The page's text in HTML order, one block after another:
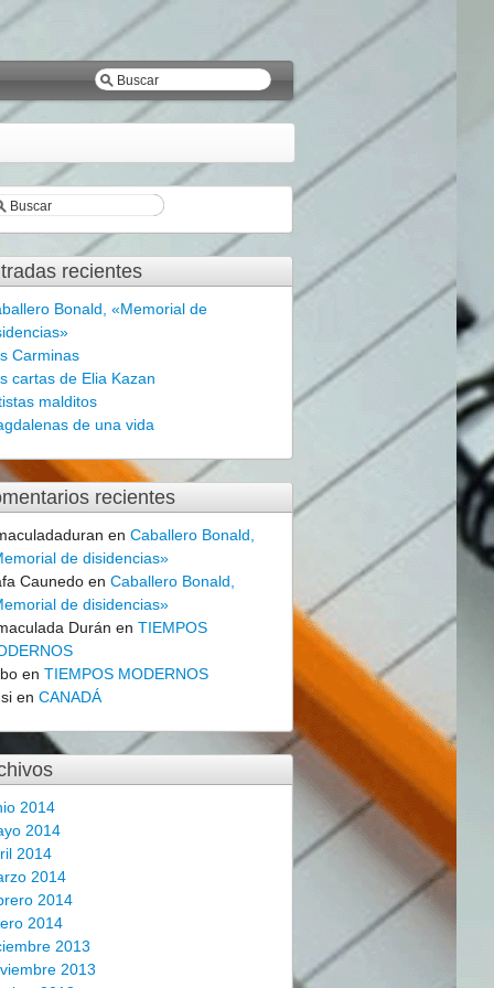
recientes
Bonald, «Memorial de
Carminas
cartas de Elia Kazan
malditos
de una vida
recientes
enCaballero Bonald,
de disidencias»
Caunedo enCaballero Bonald,
de disidencias»
Durán enTIEMPOS
enTIEMPOS MODERNOS
enCANADÁ
2014
2014
2014
2014
2014
2014
2013
2013